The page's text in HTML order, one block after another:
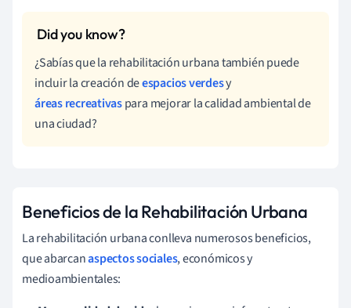
¿Sabías que la rehabilitación urbana también puede
incluir la creación deespacios verdesy
áreas recreativaspara mejorar la calidad ambiental de
una ciudad?
Beneficios de la Rehabilitación Urbana
La rehabilitación urbana conlleva numerosos beneficios,
que abarcanaspectos sociales, económicos y
medioambientales: